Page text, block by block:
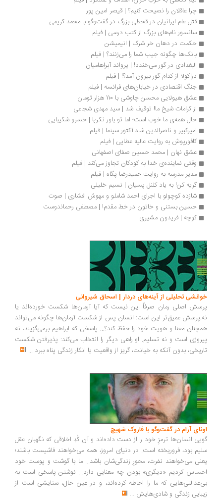
چرا عاقلان را نصیحت کنیم؟ | قیصر امین پور
قتل عام ایرانیان در قحطی بزرگ در گفت‌وگو با محمد کریمی
سانسور نام‌های بزرگ از کتب درسی | فیلم
حکمت در دهان خر شرک | انیمیشن
بانک‌ها چگونه جیب شما را می‌زنند؟ | فیلم
البغدادی در گور می‌خندد! | یرواند آبراهامیان
دراکولا از کدام گور بیرون آمد؟! | فیلم
جنگ اقتصادی در خیابان‌های فرانسه | فیلم
عشق هیولایی محسن چاوشی با 110 هزار تومان
از کرامات شیخ ما! توقیف شد | سید مهدی شجاعی
حال همه‌ی ما خوب است؛ اما تو باور نکن! | خسرو شکیبایی
امیرکبیر و ناصرالدین شاه آکتور سینما | فیلم
کافورپوش به روایت عالیه عطایی | فیلم
عشق نهان | محمد حسین صفای اصفهانی
وقتی نماینده‌ی خدا به کودکان تجاوز می‌کند | فیلم
مدیر مدرسه به روایت حمیدرضا پگاه | فیلم
گریه کن! به یاد کلنل پسیان | نسیم خلیلی
شازده کوچولو با اجرای احمد شاملو و مهوش افشاری | صوت
حسین بستنی و خاتون در خط مقدم! | مصطفی رحماندوست
کوچه | فریدون مشیری
تحلیلی از آینه‌های دردار | اسحاق شیروانی
اصلی رمان صرفاً این نیست که آیا آرمان‌ها شکست خورده‌اند یا
عمیق‌تر این است: انسان پس از شکست آرمان‌ها چگونه می‌تواند
معنا و هویت خود را حفظ کند؟... پاسخی که ابراهیم برمی‌گزیند، نه
است و نه تسلیم. او راهی دیگر را انتخاب می‌کند: پذیرفتن شکست
بدون آنکه به خیانت، گریز از واقعیت یا انکار زندگی پناه ببرد...
آرام در گفت‌وگو با فاروک شهیچ‭
انسان‌ها ترمزِ خود را از دست داده‌اند و آن کُدِ اخلاقی که نگهبان عقل
بود، فروریخته است. در دنیای امروز، همه می‌خواهند فاشیست باشند؛
می‌خواهند نفرت، محورِ زندگی‌شان باشد... ما با گوشت و پوست خود
کردیم «دیگری» بودن چه معنایی دارد... نوشتن پاسخی است به
که ما را احاطه کرده‌اند، و در عین حال، ستایشی است از
زندگی و شادی‌هایش...